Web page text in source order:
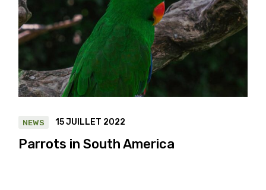
NEWS 15 JUILLET 2022
Parrots in South America